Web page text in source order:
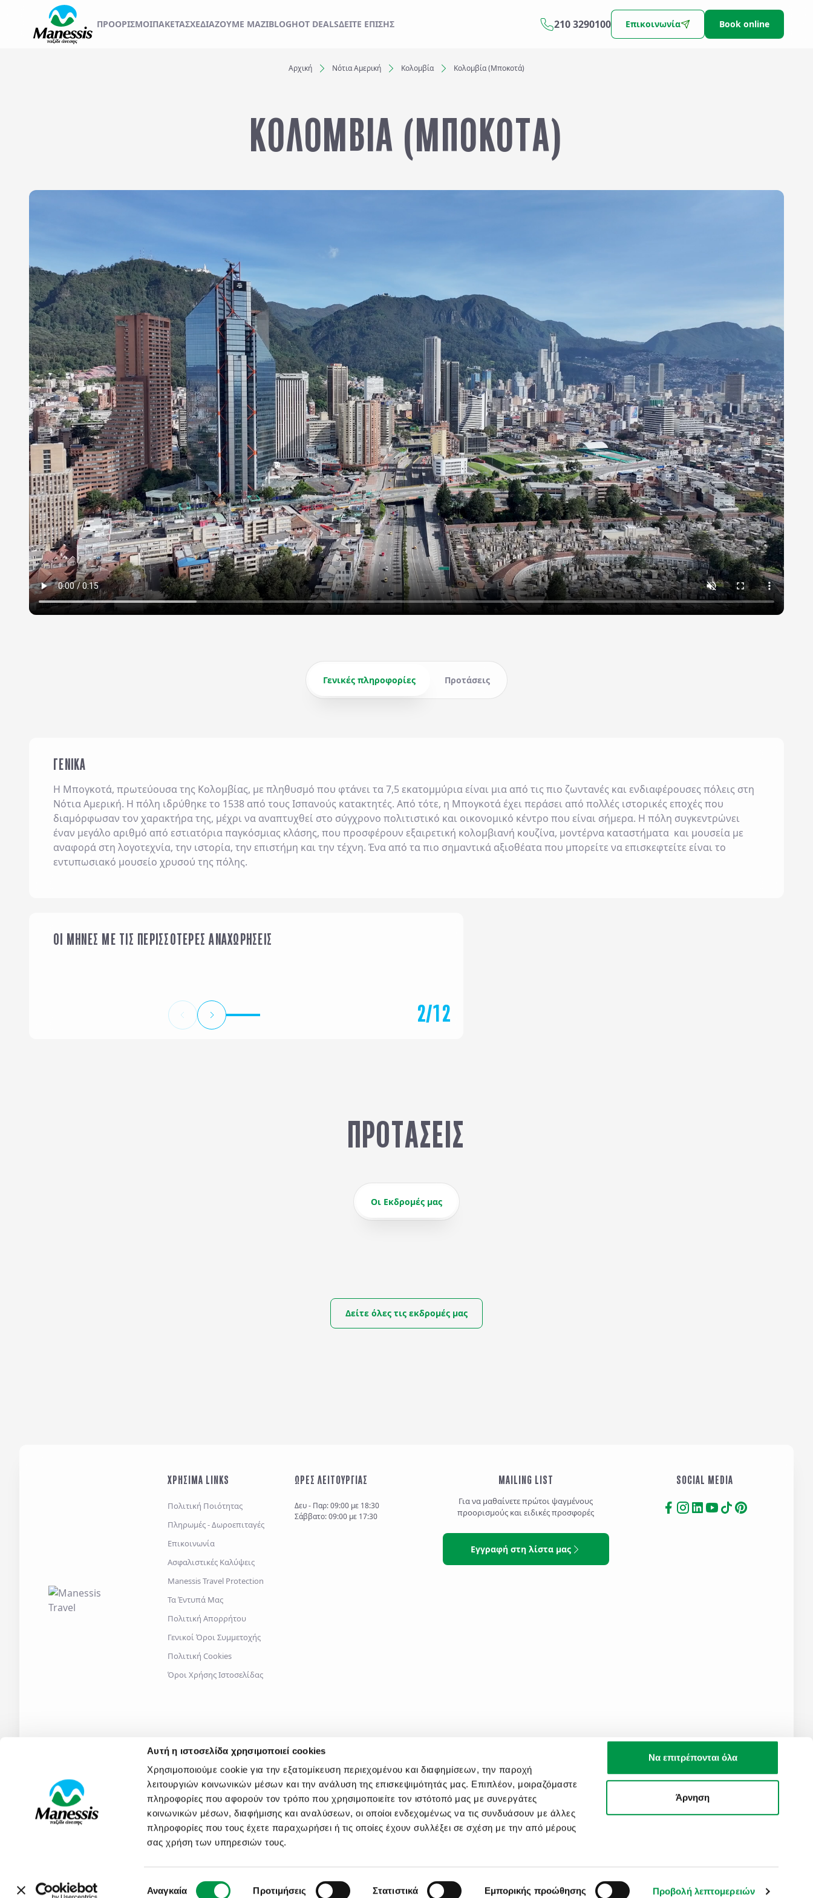
Αυτή η ιστοσελίδα χρησιμοποιεί cookies
Χρησιμοποιούμε cookie για την εξατομίκευση περιεχομένου και διαφημίσεων, την παροχή
λειτουργιών κοινωνικών μέσων και την ανάλυση της επισκεψιμότητάς μας. Επιπλέον, μοιραζόμαστε
πληροφορίες που αφορούν τον τρόπο που χρησιμοποιείτε τον ιστότοπό μας με συνεργάτες
κοινωνικών μέσων, διαφήμισης και αναλύσεων, οι οποίοι ενδεχομένως να τις συνδυάσουν με άλλες
πληροφορίες που τους έχετε παραχωρήσει ή τις οποίες έχουν συλλέξει σε σχέση με την από μέρους
σας χρήση των υπηρεσιών τους.
Αναγκαία Προτιμήσεις Στατιστικά Εμπορικής προώθησης Προβολή λεπτομερειών
Να επιτρέπονται όλα
Άρνηση
ΞΕΚΙΝΗΣΤΕ ΤΟ ΤΑΞΙΔΙ ΣΑΣ ΑΠΟ ΕΔΩ
Αναζήτηση
ΕΚΔΡΟΜΕΣ ΣΥΛΛΟΓΩΝ - ΣΩΜΑΤΕΙΩΝ
ΠΡΟΟΡΙΣΜΟΊΠΑΚΕΤΑΣΧΕΔΙΆΖΟΥΜΕ ΜΑΖΊBLOGHOT DEALSΔΕΊΤΕ ΕΠΊΣΗΣ 210 3290100 Επικοινωνία Book online
Αρχική Νότια Αμερική Κολομβία Κολομβία (Μποκοτά)
ΚΟΛΟΜΒΙΑ (ΜΠΟΚΟΤΑ)
Γενικές πληροφορίες Προτάσεις
ΓΕΝΙΚΑ
Η Μπογκοτά, πρωτεύουσα της Κολομβίας, με πληθυσμό που φτάνει τα 7,5 εκατομμύρια είναι μια από τις πιο ζωντανές και ενδιαφέρουσες πόλεις στη
Νότια Αμερική. Η πόλη ιδρύθηκε το 1538 από τους Ισπανούς κατακτητές. Από τότε, η Μπογκοτά έχει περάσει από πολλές ιστορικές εποχές που
διαμόρφωσαν τον χαρακτήρα της, μέχρι να αναπτυχθεί στο σύγχρονο πολιτιστικό και οικονομικό κέντρο που είναι σήμερα. Η πόλη συγκεντρώνει
έναν μεγάλο αριθμό από εστιατόρια παγκόσμιας κλάσης, που προσφέρουν εξαιρετική κολομβιανή κουζίνα, μοντέρνα καταστήματα και μουσεία με
αναφορά στη λογοτεχνία, την ιστορία, την επιστήμη και την τέχνη. Ένα από τα πιο σημαντικά αξιοθέατα που μπορείτε να επισκεφτείτε είναι το
εντυπωσιακό μουσείο χρυσού της πόλης.
ΟΙ ΜΗΝΕΣ ΜΕ ΤΙΣ ΠΕΡΙΣΣΟΤΕΡΕΣ ΑΝΑΧΩΡΗΣΕΙΣ
ΙΑΝΟΥΑΡΙΟΣ ΦΕΒΡΟΥΑΡΙΟΣ
2/12
ΠΡΟΤΆΣΕΙΣ
Οι Εκδρομές μας
ΚΑΛΟΚΑΙΡΙ ΣΤΗ ΚΟΛΟΜΒΙΑ ΜΕ ΠΤΗΣΕΙΣ
ΑΠΟ
Δείτε όλες τις εκδρομές μας
ΧΡΗΣΙΜΑ LINKS
Πολιτική Ποιότητας
Πληρωμές - Δωροεπιταγές
Επικοινωνία
Ασφαλιστικές Καλύψεις
Manessis Travel Protection
Τα Έντυπά Μας
Πολιτική Απορρήτου
Γενικοί Όροι Συμμετοχής
Πολιτική Cookies
Όροι Χρήσης Ιστοσελίδας
ΩΡΕΣ ΛΕΙΤΟΥΡΓΙΑΣ
Δευ - Παρ: 09:00 με 18:30
Σάββατο: 09:00 με 17:30
MAILING LIST
Για να μαθαίνετε πρώτοι ψαγμένους
προορισμούς και ειδικές προσφορές
Εγγραφή στη λίστα μας
SOCIAL MEDIA
2026 © Manessis Travel S.A. - All rights reserved- MH.T.E.0206E60000440600